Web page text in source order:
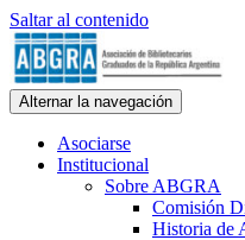
Saltar al contenido
ABGRA
Asociación de Bibliotecarios
Alternar la navegación
Asociarse
Institucional
Sobre ABGRA
Comisión
Historia de